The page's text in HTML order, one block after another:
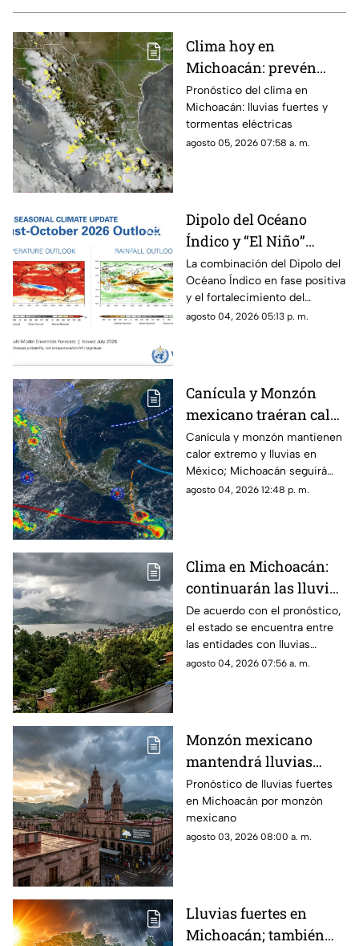
Clima hoy en
Michoacán: prevén
lluvias fuertes,
tormentas eléctricas y
ambiente caluroso
Pronóstico del clima en
Michoacán: lluvias fuertes y
tormentas eléctricas
agosto 05, 2026 07:58 a. m.
Dipolo del Océano
Índico y “El Niño”
podrían cambiar el
clima de 2026;
Michoacán se prepara
para lluvias irregulares
La combinación del Dipolo del
Océano Índico en fase positiva
y el fortalecimiento del
fenómeno de “El Niño” podría
elevadas en distintas regiones
del mundo, incluyendo
posibles efectos para
Michoacán.
agosto 04, 2026 05:13 p. m.
Canícula y Monzón
mexicano traéran calor
extremo y fuertes
lluvias a Michoacán
Canícula y monzón mantienen
calor extremo y lluvias en
México; Michoacán seguirá
con precipitaciones
agosto 04, 2026 12:48 p. m.
Clima en Michoacán:
continuarán las lluvias
fuertes este martes 4 de
agosto
De acuerdo con el pronóstico,
el estado se encuentra entre
las entidades con lluvias
puntuales muy fuertes, de 50
agosto 04, 2026 07:56 a. m.
Monzón mexicano
mantendrá lluvias
fuertes en Michoacán;
persiste ambiente
cálido
Pronóstico de lluvias fuertes
en Michoacán por monzón
mexicano
agosto 03, 2026 08:00 a. m.
Lluvias fuertes en
Michoacán; también